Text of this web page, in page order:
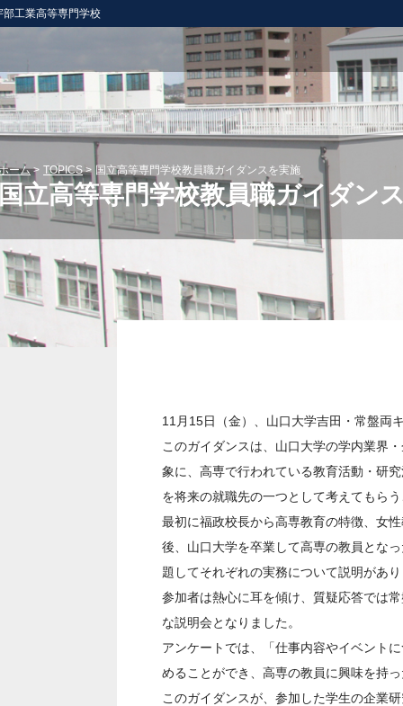
工業高等専門学校
ーム TOPICS 国立高等専門学校教員職ガイダンスを実施
国立高等専門学校教員職ガイダン
11月15日（金）、山口大学吉田・常盤両
このガイダンスは、山口大学の学内業界
象に、高専で行われている教育活動・研
を将来の就職先の一つとして考えてもら
最初に福政校長から高専教育の特徴、女
後、山口大学を卒業して高専の教員とな
題してそれぞれの実務について説明があり
参加者は熱心に耳を傾け、質疑応答では
な説明会となりました。
アンケートでは、「仕事内容やイベント
めることができ、高専の教員に興味を持っ
このガイダンスが、参加した学生の企業